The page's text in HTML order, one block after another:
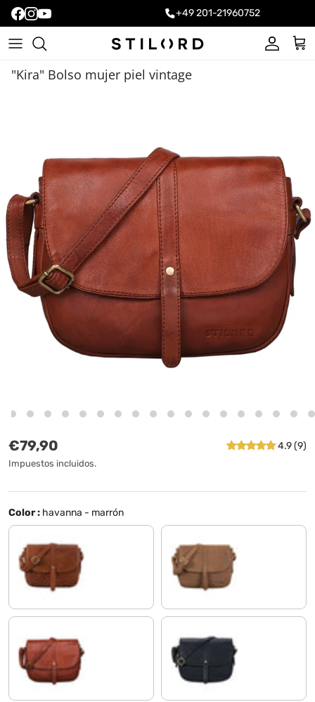
+49 201-21960752
Cuenta
"Kira" Bolso mujer piel vintage
Precio normal
€79,90
Impuestos incluidos.
4.9 (9)
Color : havanna - marrón
maraska - marrón tan marrón - oscuro
cognac - used negro